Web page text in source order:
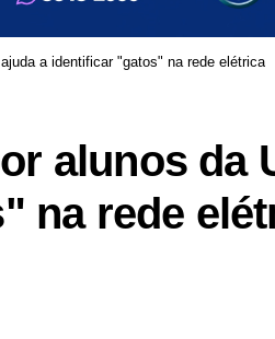
a identificar "gatos" na rede elétrica
alunos da
na rede